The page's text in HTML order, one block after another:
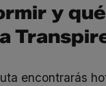
y
encontrarás